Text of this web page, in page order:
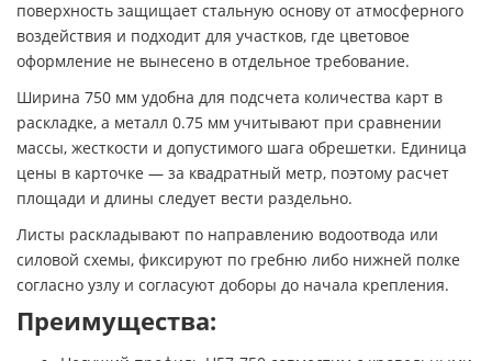
поверхность защищает стальную основу от атмосферного
воздействия и подходит для участков, где цветовое
оформление не вынесено в отдельное требование.
Ширина 750 мм удобна для подсчета количества карт в
раскладке, а металл 0.75 мм учитывают при сравнении
массы, жесткости и допустимого шага обрешетки. Единица
цены в карточке — за квадратный метр, поэтому расчет
площади и длины следует вести раздельно.
Листы раскладывают по направлению водоотвода или
силовой схемы, фиксируют по гребню либо нижней полке
согласно узлу и согласуют доборы до начала крепления.
Преимущества: